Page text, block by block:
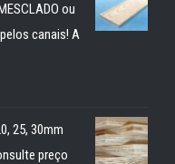
ou
canais! A
25, 30mm
preço